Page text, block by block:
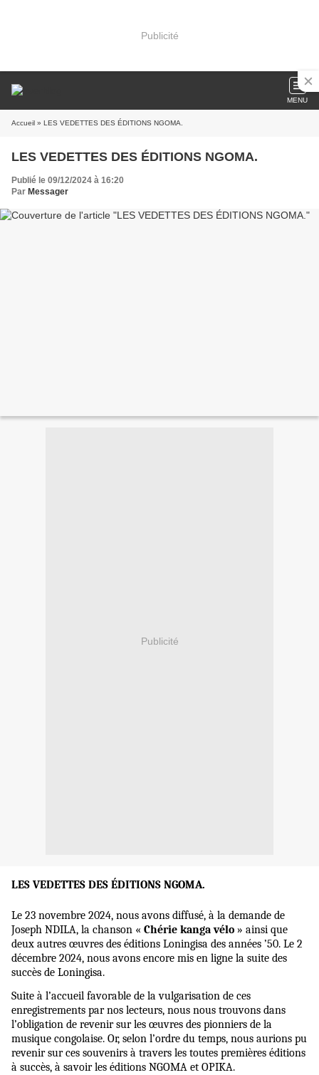
Publicité
MENU
Accueil » LES VEDETTES DES ÉDITIONS NGOMA.
LES VEDETTES DES ÉDITIONS NGOMA.
Publié le 09/12/2024 à 16:20
Par Messager
Publicité
LES VEDETTES DES ÉDITIONS NGOMA.
Le 23 novembre 2024, nous avons diffusé, à la demande de
Joseph NDILA, la chanson « Chérie kanga vélo » ainsi que
deux autres œuvres des éditions Loningisa des années ’50. Le 2
décembre 2024, nous avons encore mis en ligne la suite des
succès de Loningisa.
Suite à l’accueil favorable de la vulgarisation de ces
enregistrements par nos lecteurs, nous nous trouvons dans
l’obligation de revenir sur les œuvres des pionniers de la
musique congolaise. Or, selon l’ordre du temps, nous aurions pu
revenir sur ces souvenirs à travers les toutes premières éditions
à succès, à savoir les éditions NGOMA et OPIKA.